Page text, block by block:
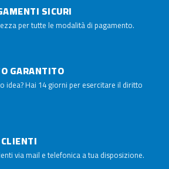
SICURI
per tutte le modalità di pagamento.
GARANTITO
idea? Hai 14 giorni per esercitare il diritto
via mail e telefonica a tua disposizione.